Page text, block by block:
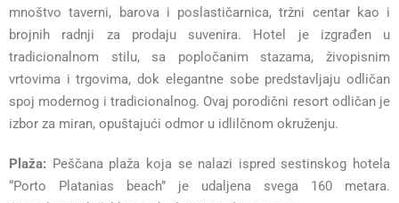
mnoštvo taverni, barova i poslastičarnica, tržni centar kao i
brojnih radnji za prodaju suvenira. Hotel je izgrađen u
tradicionalnom stilu, sa popločanim stazama, živopisnim
vrtovima i trgovima, dok elegantne sobe predstavljaju odličan
spoj modernog i tradicionalnog. Ovaj porodični resort odličan je
izbor za miran, opuštajući odmor u idlilčnom okruženju.
Plaža: Peščana plaža koja se nalazi ispred sestinskog hotela
“Porto Platanias beach” je udaljena svega 160 metara.